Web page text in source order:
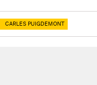
CARLES PUIGDEMONT